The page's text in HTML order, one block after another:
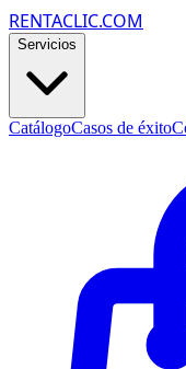
RENTACLIC.COM
Servicios
CatálogoCasos de éxito